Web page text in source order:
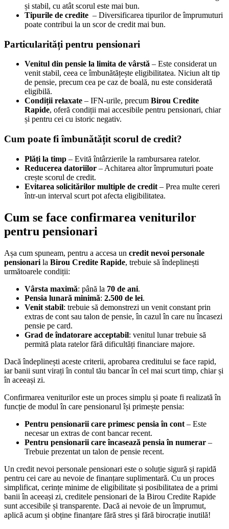
și stabil, cu atât scorul este mai bun.
Tipurile de credite – Diversificarea tipurilor de împrumuturi
poate contribui la un scor de credit mai bun.
Particularități pentru pensionari
Venitul din pensie la limita de vârstă – Este considerat un
venit stabil, ceea ce îmbunătățește eligibilitatea. Niciun alt tip
de pensie, precum cea pe caz de boală, nu este considerată
eligibilă.
Condiții relaxate – IFN-urile, precum Birou Credite
Rapide, oferă condiții mai accesibile pentru pensionari, chiar
și pentru cei cu istoric negativ.
Cum poate fi îmbunătățit scorul de credit?
Plăți la timp – Evită întârzierile la rambursarea ratelor.
Reducerea datoriilor – Achitarea altor împrumuturi poate
crește scorul de credit.
Evitarea solicitărilor multiple de credit – Prea multe cereri
într-un interval scurt pot afecta eligibilitatea.
Cum se face confirmarea veniturilor
pentru pensionari
Așa cum spuneam, pentru a accesa un credit nevoi personale
pensionari la Birou Credite Rapide, trebuie să îndeplinești
următoarele condiții:
Vârsta maximă: până la 70 de ani.
Pensia lunară minimă: 2.500 de lei.
Venit stabil: trebuie să demonstrezi un venit constant prin
extras de cont sau talon de pensie, în cazul în care nu încasezi
pensie pe card.
Grad de îndatorare acceptabil: venitul lunar trebuie să
permită plata ratelor fără dificultăți financiare majore.
Dacă îndeplinești aceste criterii, aprobarea creditului se face rapid,
iar banii sunt virați în contul tău bancar în cel mai scurt timp, chiar și
în aceeași zi.
Confirmarea veniturilor este un proces simplu și poate fi realizată în
funcție de modul în care pensionarul își primește pensia:
Pentru pensionarii care primesc pensia în cont – Este
necesar un extras de cont bancar recent.
Pentru pensionarii care încasează pensia în numerar –
Trebuie prezentat un talon de pensie recent.
Un credit nevoi personale pensionari este o soluție sigură și rapidă
pentru cei care au nevoie de finanțare suplimentară. Cu un proces
simplificat, cerințe minime de eligibilitate și posibilitatea de a primi
banii în aceeași zi, creditele pensionari de la Birou Credite Rapide
sunt accesibile și transparente. Dacă ai nevoie de un împrumut,
aplică acum și obține finanțare fără stres și fără birocrație inutilă!